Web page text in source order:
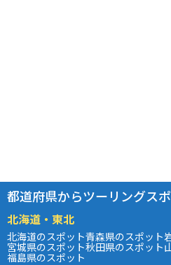
都道府県からツーリングス
北海道・東北
北海道のスポット青森県のスポット
宮城県のスポット秋田県のスポット
福島県のスポット